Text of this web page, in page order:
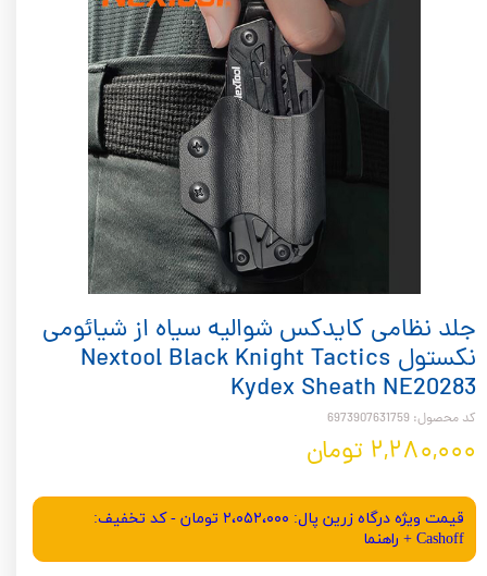
جلد نظامی کایدکس شوالیه سیاه از شیائومی
نکستول Nextool Black Knight Tactics
Kydex Sheath NE20283
کد محصول: 6973907631759
۲,۲۸۰,۰۰۰ تومان
قیمت ویژه درگاه زرین پال: ۲،۰۵۲،۰۰۰ تومان - کد تخفیف:
Cashoff + راهنما